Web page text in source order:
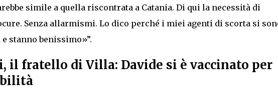
simile a quella riscontrata a Catania. Di qui la necessità di
Senza allarmismi. Lo dico perché i miei agenti di scorta si
stanno benissimo»”.
il fratello di Villa: Davide si è vaccinato per